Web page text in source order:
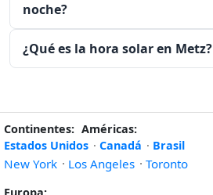
noche?
¿Qué es la hora solar en Metz?
Continentes: Américas:
Estados Unidos · Canadá · Brasil
New York · Los Angeles · Toronto